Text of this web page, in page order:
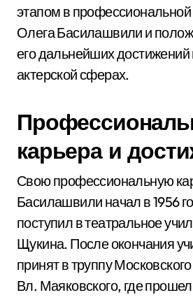
этапом в профессиональной
Олега Басилашвили и
его дальнейших достижений
актерской сферах.
карьера и
Свою профессиональную
Басилашвили начал в 1956
поступил в театральное
Щукина. После окончания
принят в труппу
Вл. Маяковского, где прошел